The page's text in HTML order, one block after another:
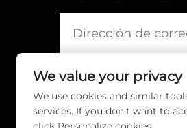
We value your privacy
We use cookies and similar
services. If you don't want to